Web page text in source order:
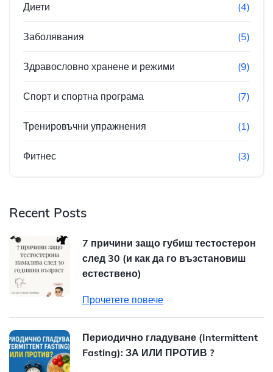
Диети (4)
Заболявания (5)
Здравословно хранене и режими (9)
Спорт и спортна програма (7)
Тренировъчни упражнения (1)
Фитнес (3)
Recent Posts
7 причини защо губиш тестостерон
след 30 (и как да го възстановиш
естествено)
Прочетете повече
Периодично гладуване (Intermittent
Fasting): ЗА ИЛИ ПРОТИВ ?